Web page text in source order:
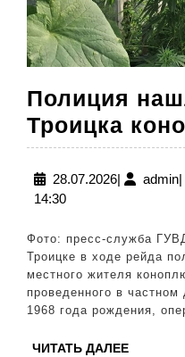
Полиция
Троицка
28.07.202628.07.2026
| admin|
14:30
Фото: пресс-служба
Троицке в ходе рейда
местного жителя
проведенного в
1968 года рождения,
ЧИТАТЬ ДАЛЕЕЧИТАТЬ